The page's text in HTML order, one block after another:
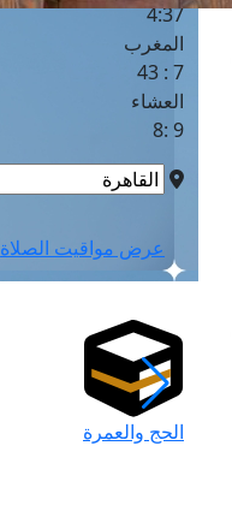
4:37
المغرب
7 : 43
العشاء
9 :8
عرض مواقيت الصلاة
الحج والعمرة